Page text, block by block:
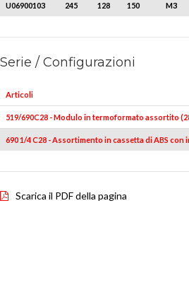
U06900103 245 128 150 M3
Serie / Configurazioni
Articoli
519/690C28 - Modulo in termoformato assortito
690 1/4 C28 - Assortimento in cassetta di ABS con
Scarica il PDF della pagina